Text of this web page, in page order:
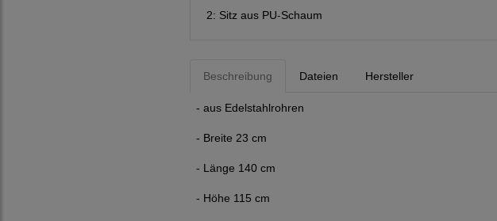
2: Sitz aus PU-Schaum
Beschreibung Dateien Hersteller
- aus Edelstahlrohren
- Breite 23 cm
- Länge 140 cm
- Höhe 115 cm